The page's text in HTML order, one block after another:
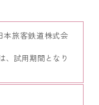
旅客鉄道株式会
、試用期間となり